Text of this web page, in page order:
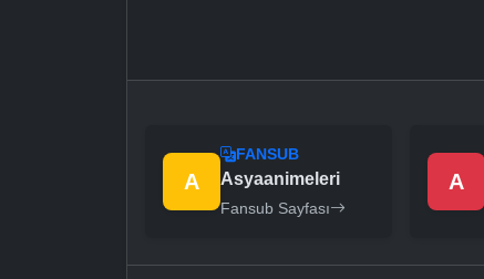
A
FANSUB
Asyaanimeleri
Fansub Sayfası
A